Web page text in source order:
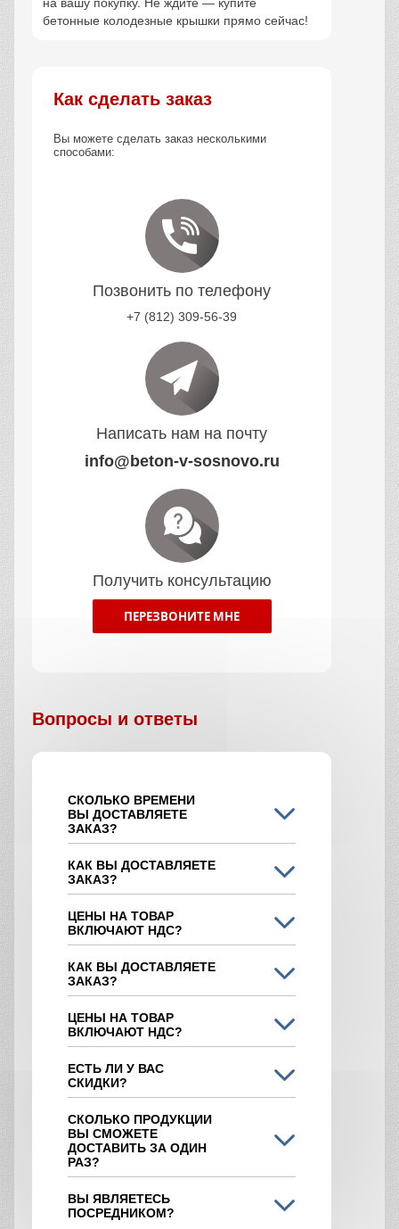
бетонные колодезные крышки прямо сейчас!
Как сделать заказ
Вы можете сделать заказ несколькими
способами:
Позвонить по телефону
+7 (812) 309-56-39
Написать нам на почту
info@beton-v-sosnovo.ru
Получить консультацию
ПЕРЕЗВОНИТЕ МНЕ
Вопросы и ответы
СКОЛЬКО ВРЕМЕНИ
ВЫ ДОСТАВЛЯЕТЕ
ЗАКАЗ?
КАК ВЫ ДОСТАВЛЯЕТЕ
ЗАКАЗ?
ЦЕНЫ НА ТОВАР
ВКЛЮЧАЮТ НДС?
КАК ВЫ ДОСТАВЛЯЕТЕ
ЗАКАЗ?
ЦЕНЫ НА ТОВАР
ВКЛЮЧАЮТ НДС?
ЕСТЬ ЛИ У ВАС
СКИДКИ?
СКОЛЬКО ПРОДУКЦИИ
ВЫ СМОЖЕТЕ
ДОСТАВИТЬ ЗА ОДИН
РАЗ?
ВЫ ЯВЛЯЕТЕСЬ
ПОСРЕДНИКОМ?